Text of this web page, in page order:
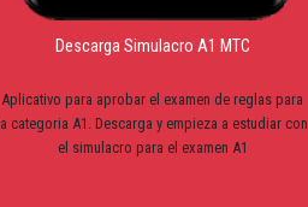
Descarga Simulacro A1 MTC
Aplicativo para aprobar el examen de reglas para
la categoria A1. Descarga y empieza a estudiar con
el simulacro para el examen A1